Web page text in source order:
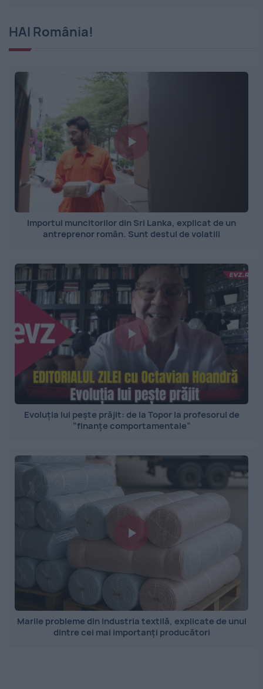
HAI România!
Importul muncitorilor din Sri Lanka, explicat de un
antreprenor român. Sunt destul de volatili
Evoluția lui pește prăjit: de la Topor la profesorul de
”finanțe comportamentale”
Marile probleme din industria textilă, explicate de unul
dintre cei mai importanți producători